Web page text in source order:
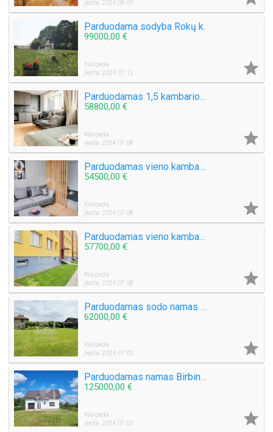
Įkelta: 2024 08 01
Parduodama sodyba Rokų k.
99000,00 €
Klaipėda
Įkelta: 2024 07 12

Parduodamas 1,5 kambario butas Kretingos m., Žemaitės al.
58800,00 €
Klaipėda
Įkelta: 2024 07 08

Parduodamas vieno kambario butas Kretingos mieste, Žemaitės al.
54500,00 €
Klaipėda
Įkelta: 2024 07 08

Parduodamas vieno kambario butas Baltijos pr.
57700,00 €
Klaipėda
Įkelta: 2024 07 08

Parduodamas sodo namas Kulių k.
62000,00 €
Klaipėda
Įkelta: 2024 07 03

Parduodamas namas Birbinčių k.
125000,00 €
Klaipėda
Įkelta: 2024 07 03
